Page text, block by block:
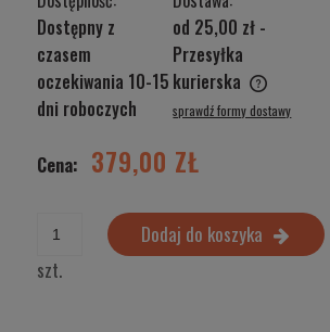
Dostępny z
czasem
oczekiwania 10-15
dni roboczych
od 25,00 zł -
Przesyłka
kurierska
Cena nie zawiera ewentualnych kosztów płatności
sprawdź formy dostawy
Cena: 379,00 ZŁ
szt.
Dodaj do koszyka